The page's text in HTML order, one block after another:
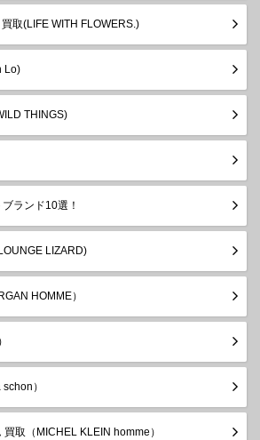
取(LIFE WITH FLOWERS.)
Lo)
THINGS)
ランド10選！
LIZARD)
HOMME）
）
取（MICHEL KLEIN homme）